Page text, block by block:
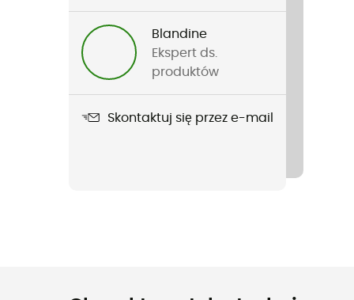
Blandine
Ekspert ds.
produktów
Skontaktuj się przez e-mail